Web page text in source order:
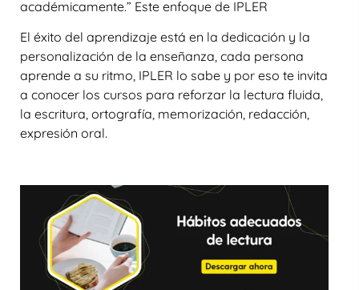
académicamente.” Este enfoque de IPLER
El éxito del aprendizaje está en la dedicación y la
personalización de la enseñanza, cada persona
aprende a su ritmo, IPLER lo sabe y por eso te invita
a conocer los cursos para reforzar la lectura fluida,
la escritura, ortografía, memorización, redacción,
expresión oral.